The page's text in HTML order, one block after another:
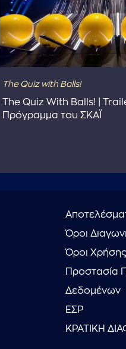
The Quiz with Balls!
The Quiz With Balls! |
Πρόγραμμα του ΣΚΑΪ
Όροι
Όροι Χρήσης
Προστασία
Δεδομένων
ΕΣΡ
ΚΡΑΤΙΚΗ